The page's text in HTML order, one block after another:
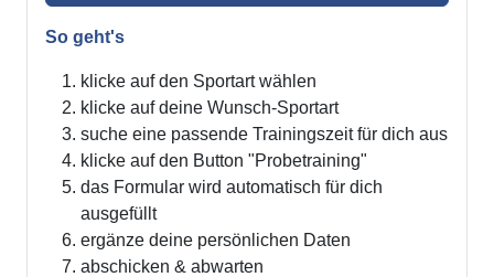
So geht's
klicke auf den Sportart wählen
klicke auf deine Wunsch-Sportart
suche eine passende Trainingszeit für dich aus
klicke auf den Button "Probetraining"
das Formular wird automatisch für dich
ausgefüllt
ergänze deine persönlichen Daten
abschicken & abwarten